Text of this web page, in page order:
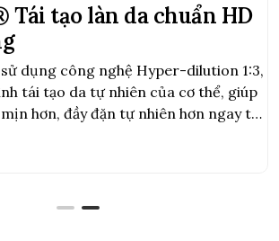
Tái tạo làn da chuẩn HD
dụng công nghệ Hyper-dilution 1:3,
tái tạo da tự nhiên của cơ thể, giúp
hơn, đầy đặn tự nhiên hơn ngay từ